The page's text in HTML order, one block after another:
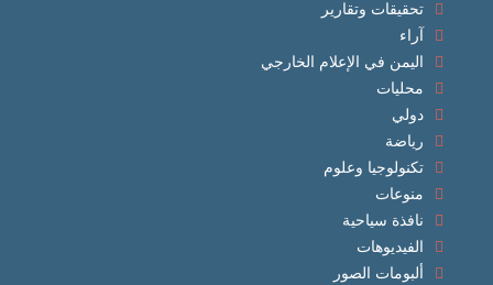
تحقيقات وتقارير
آراء
اليمن في الإعلام الخارجي
محليات
دولي
رياضة
تكنولوجيا وعلوم
منوعات
نافذة سياحية
الفيديوهات
ألبومات الصور